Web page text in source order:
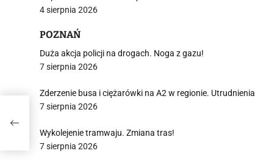
4 sierpnia 2026
POZNAŃ
Duża akcja policji na drogach. Noga z gazu!
7 sierpnia 2026
Zderzenie busa i ciężarówki na A2 w regionie. Utrudnienia
7 sierpnia 2026
Wykolejenie tramwaju. Zmiana tras!
7 sierpnia 2026